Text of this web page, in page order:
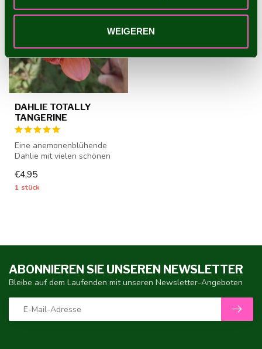
WEIGEREN
DAHLIE TOTALLY
TANGERINE
Eine anemonenblühende
Dahlie mit vielen schönen
Dahli...
€4,95
1 stück
ABONNIEREN SIE UNSEREN NEWSLETTER
Bleibe auf dem Laufenden mit unseren Newsletter-Angeboten